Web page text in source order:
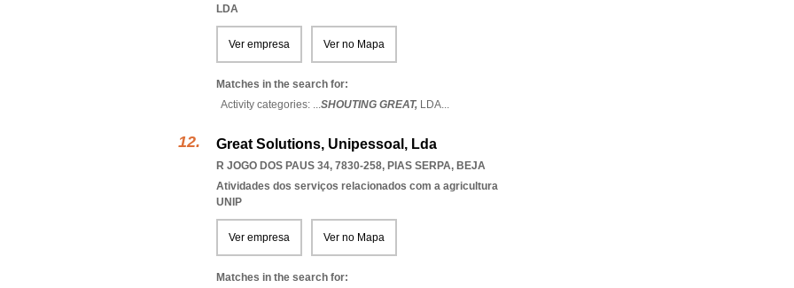
LDA
Ver empresa Ver no Mapa
Matches in the search for:
Activity categories: ...SHOUTING GREAT, LDA...
Great Solutions, Unipessoal, Lda
R JOGO DOS PAUS 34, 7830-258, PIAS SERPA, BEJA
Atividades dos serviços relacionados com a agricultura
UNIP
Ver empresa Ver no Mapa
Matches in the search for: